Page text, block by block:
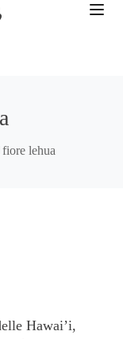
lehua
Hawai’i,